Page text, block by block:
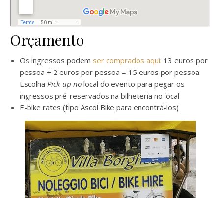
Orçamento
Os ingressos podem ser comprados aqui: 13 euros por
pessoa + 2 euros por pessoa = 15 euros por pessoa.
Escolha Pick-up no local do evento para pegar os
ingressos pré-reservados na bilheteria no local
E-bike rates (tipo Ascol Bike para encontrá-los)